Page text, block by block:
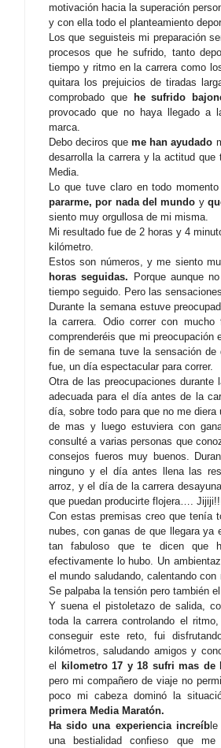
motivación hacia la superación
y con ella todo el planteamiento
Los que seguisteis mi preparación
procesos que he sufrido, tanto
tiempo y ritmo en la carrera como
quitara los prejuicios de tiradas
comprobado quehe sufrido
provocado que no haya llegado a
marca.
Debo deciros queme han ayudado
desarrolla la carrera y la actitud
Media.
Lo que tuve claro en todo
pararme, por nada del mundo y
siento muy orgullosa de mi misma.
Mi resultado fue de 2 horas y 4
kilómetro.
Estos son números, y me siento
horas seguidas. Porque aunque
tiempo seguido. Pero las
Durante la semana estuve
la carrera. Odio correr con
comprenderéis que mi preocupación
fin de semana tuve la sensación
fue, un día espectacular para correr.
Otra de las preocupaciones
adecuada para el día antes de la
día, sobre todo para que no me
de mas y luego estuviera con
consulté a varias personas que
consejos fueros muy buenos.
ninguno y el día antes llena las
arroz, y el día de la carrera
que puedan producirte flojera….
Con estas premisas creo que tenía
nubes, con ganas de que llegara ya
tan fabuloso que te dicen que
efectivamente lo hubo. Un
el mundo saludando, calentando
Se palpaba la tensión pero también
Y suena el pistoletazo de salida,
toda la carrera controlando el
conseguir este reto, fui
kilómetros, saludando amigos y
el
kilometro 17 y 18 sufri mas de
pero mi compañero de viaje no
poco mi cabeza dominó la
primera Media Maratón.
Ha sido una experiencia increíble
una bestialidad confieso que